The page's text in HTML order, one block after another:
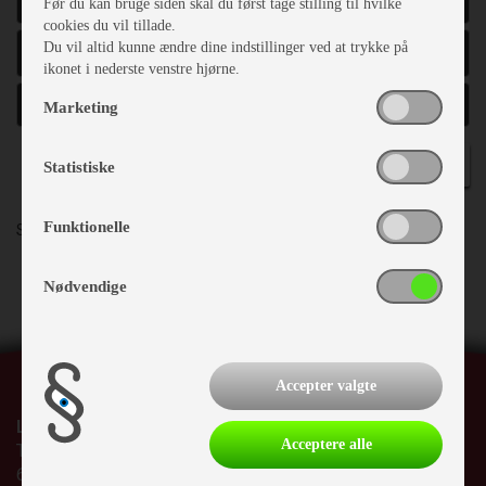
TOTALVÆGT
SØG
Sortering: Pris
Lunderskov Camping A/S
Tværvej 9
6640 Lunderskov
Før du kan bruge siden skal du først tage stilling til hvilke
cookies du vil tillade.
Du vil altid kunne ændre dine indstillinger ved at trykke på
ikonet i nederste venstre hjørne.
Marketing
Statistiske
Funktionelle
Nødvendige
Accepter valgte
Acceptere alle